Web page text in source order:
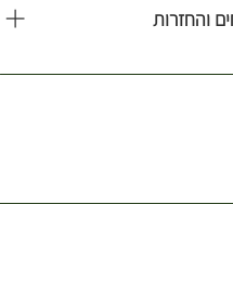
והחזרות
משלוח עולה 35 ש”ח. כולל 1-2 ארגזים.
לאירועים כל הארץ
מתומכרים בהתאם למרחק